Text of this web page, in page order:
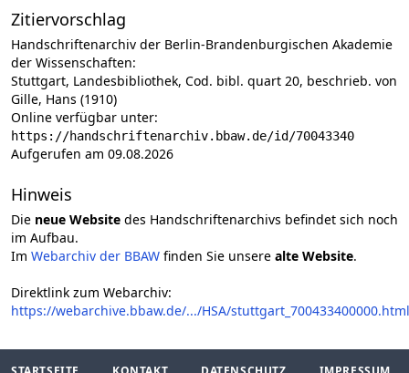
Zitiervorschlag
Handschriftenarchiv der Berlin-Brandenburgischen Akademie
der Wissenschaften:
Stuttgart, Landesbibliothek, Cod. bibl. quart 20, beschrieb. von
Gille, Hans (1910)
Online verfügbar unter:
https://handschriftenarchiv.bbaw.de/id/70043340
Aufgerufen am 09.08.2026
Hinweis
Die neue Website des Handschriftenarchivs befindet sich noch
im Aufbau.
Im Webarchiv der BBAW finden Sie unsere alte Website.
Direktlink zum Webarchiv:
https://webarchive.bbaw.de/.../HSA/stuttgart_700433400000.html